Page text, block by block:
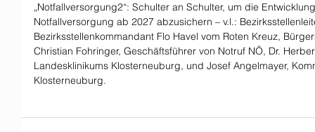
„Notfallversorgung2“: Schulter an Schulter, um die
Notfallversorgung ab 2027 abzusichern – v.l.:
Bezirksstellenkommandant Flo Havel vom Roten Kreuz,
Christian Fohringer, Geschäftsführer von Notruf NÖ, Dr.
Landesklinikums Klosterneuburg, und Josef Angelmayer,
Klosterneuburg.